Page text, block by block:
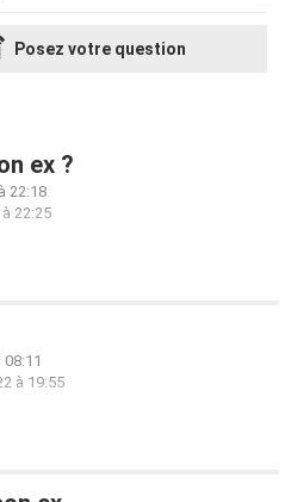
Posez votre question
ex ?
22:18
22:25
08:11
à 19:55